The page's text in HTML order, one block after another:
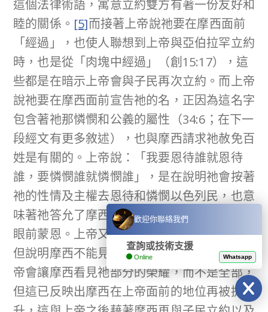
這個法律術語，寓意立約雙方有著一份友好和
睦的關係。 [5]而接著上帝說祂要在摩西面前
「經過」，也使人聯想到上帝與亞伯拉罕立約
時，也是從「肉塊中經過」（創15:17），這
些都是在暗示上帝會與子民再次立約。而上帝
說祂要在摩西面前宣告祂的名，正因為這名字
包含著祂那憐憫和公義的屬性（34:6；在下一
段經文有更多敘述），也與摩西請求祂赦免百
姓是有關的。上帝說：「我要恩待誰就恩待
誰，要憐憫誰就憐憫誰」，是在說明祂會按著
祂的性情及主權去恩待和憐憫以色列民，也意
味著祂答允了摩西的請求，讓百姓也能在祂的
眼前蒙恩。上帝又願意向摩西顯出祂的榮耀，
但說明摩西不能見祂的面，否則不能存活。上
帝會讓摩西看見祂部分的榮耀，而不是全部，
但這已反映出摩西在上帝面前的地位再被提
歡迎你聯絡我們
查詢或技術支援
Online Whatsapp